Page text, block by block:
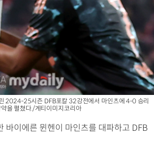
2024-25시즌 DFB포칼 32강전에서 마인츠에 4-0 승리
을 펼쳤다./게티이미지코리아
바이에른 뮌헨이 마인츠를 대파하고 DFB